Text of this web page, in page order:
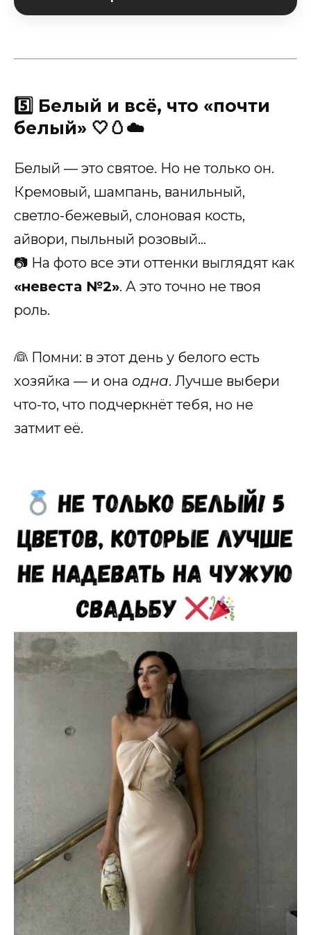
5️⃣ Белый и всё, что «почти
белый» 🤍🥚☁️
Белый — это святое. Но не только он.
Кремовый, шампань, ванильный,
светло-бежевый, слоновая кость,
айвори, пыльный розовый…
📷 На фото все эти оттенки выглядят как
«невеста №2». А это точно не твоя
роль.
👰 Помни: в этот день у белого есть
хозяйка — и она одна. Лучше выбери
что-то, что подчеркнёт тебя, но не
затмит её.